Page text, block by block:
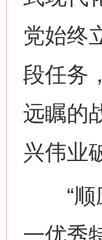
党始终
段任务
远瞩的
兴伟业
“顺应
一优秀